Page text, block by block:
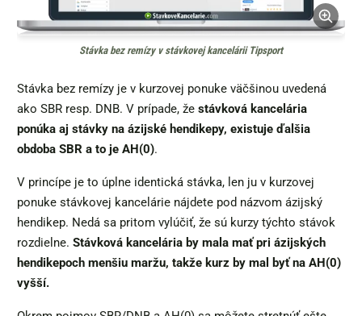
Stávka bez remízy v stávkovej kancelárii Tipsport
Stávka bez remízy je v kurzovej ponuke väčšinou uvedená
ako SBR resp. DNB. V prípade, že stávková kancelária
ponúka aj stávky na ázijské hendikepy, existuje ďalšia
obdoba SBR a to je AH(0).
V princípe je to úplne identická stávka, len ju v kurzovej
ponuke stávkovej kancelárie nájdete pod názvom ázijský
hendikep. Nedá sa pritom vylúčiť, že sú kurzy týchto stávok
rozdielne. Stávková kancelária by mala mať pri ázijských
hendikepoch menšiu maržu, takže kurz by mal byť na AH(0)
vyšší.